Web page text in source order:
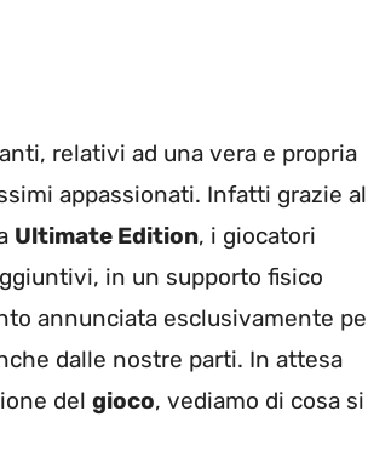
relativi ad una vera e propria
appassionati. Infatti grazie
Ultimate Edition, i giocatori
in un supporto fisico
annunciata esclusivamente
dalle nostre parti. In attesa
del gioco, vediamo di cosa si